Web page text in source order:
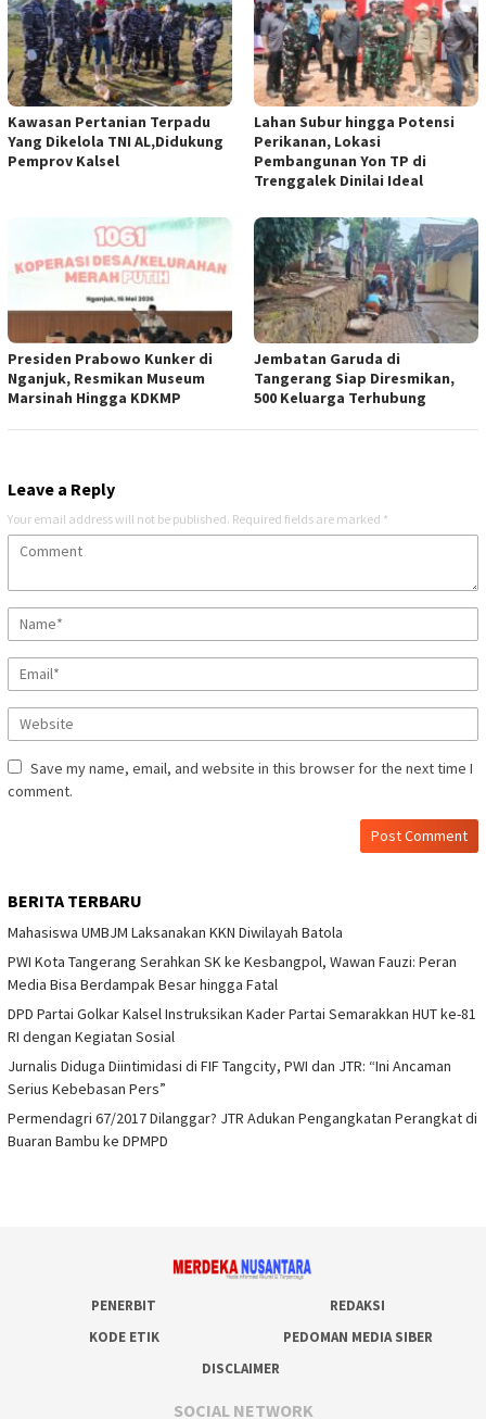
Kawasan Pertanian Terpadu
Yang Dikelola TNI AL,Didukung
Pemprov Kalsel
Lahan Subur hingga Potensi
Perikanan, Lokasi
Pembangunan Yon TP di
Trenggalek Dinilai Ideal
Presiden Prabowo Kunker di
Nganjuk, Resmikan Museum
Marsinah Hingga KDKMP
Jembatan Garuda di
Tangerang Siap Diresmikan,
500 Keluarga Terhubung
Leave a Reply
Your email address will not be published. Required fields are marked *
Save my name, email, and website in this browser for the next time I
comment.
BERITA TERBARU
Mahasiswa UMBJM Laksanakan KKN Diwilayah Batola
PWI Kota Tangerang Serahkan SK ke Kesbangpol, Wawan Fauzi: Peran
Media Bisa Berdampak Besar hingga Fatal
DPD Partai Golkar Kalsel Instruksikan Kader Partai Semarakkan HUT ke-81
RI dengan Kegiatan Sosial
Jurnalis Diduga Diintimidasi di FIF Tangcity, PWI dan JTR: “Ini Ancaman
Serius Kebebasan Pers”
Permendagri 67/2017 Dilanggar? JTR Adukan Pengangkatan Perangkat di
Buaran Bambu ke DPMPD
PENERBIT
REDAKSI
KODE ETIK
PEDOMAN MEDIA SIBER
DISCLAIMER
SOCIAL NETWORK